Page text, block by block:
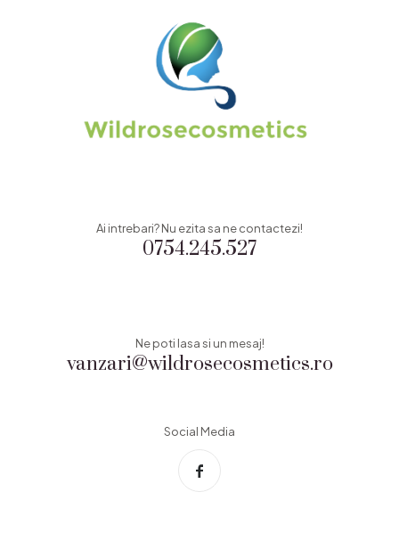
0754.245.527
Ai intrebari? Nu ezita sa ne contactezi!
vanzari@wildrosecosmetics.ro
Ne poti lasa si un mesaj!
Social Media